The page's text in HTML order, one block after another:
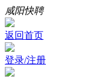
咸阳快聘
返回首页
登录/注册